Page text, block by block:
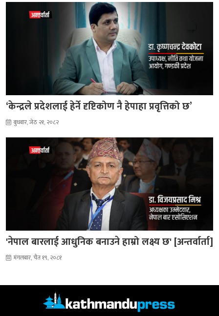
‘केन्द्रले प्रदेशलाई हेर्ने दृष्टिकोण नै हेपाहा प्रवृत्तिको छ’
बुधबार, जेठ २१, २०८२
'नेपाल बारलाई आधुनिक बनाउने हाम्रो लक्ष्य छ' [अन्तर्वार्ता]
मंगलबार, चैत १९, २०८१